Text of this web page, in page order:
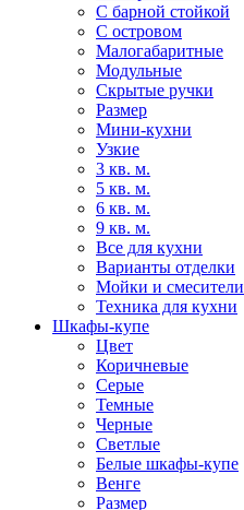
С барной стойкой
С островом
Малогабаритные
Модульные
Скрытые ручки
Размер
Мини-кухни
Узкие
3 кв. м.
5 кв. м.
6 кв. м.
9 кв. м.
Все для кухни
Варианты отделки
Мойки и смесители
Техника для кухни
Шкафы-купе
Цвет
Коричневые
Серые
Темные
Черные
Светлые
Белые шкафы-купе
Венге
Размер